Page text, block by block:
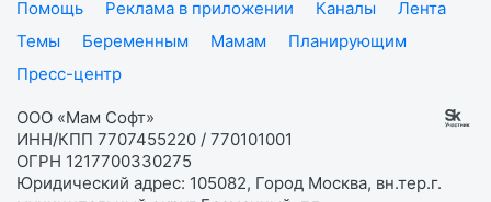
Помощь
Реклама в приложении Каналы
Лента
Темы
Беременным Мамам
Планирующим
Пресс-центр
ООО «Мам Софт»
ИНН/КПП 7707455220 / 770101001
ОГРН 1217700330275
Юридический адрес: 105082, Город Москва, вн.тер.г.